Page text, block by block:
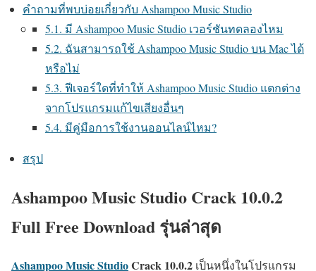
คำถามที่พบบ่อยเกี่ยวกับ Ashampoo Music Studio
5.1. มี Ashampoo Music Studio เวอร์ชันทดลองไหม
5.2. ฉันสามารถใช้ Ashampoo Music Studio บน Mac ได้
หรือไม่
5.3. ฟีเจอร์ใดที่ทำให้ Ashampoo Music Studio แตกต่าง
จากโปรแกรมแก้ไขเสียงอื่นๆ
5.4. มีคู่มือการใช้งานออนไลน์ไหม?
สรุป
Ashampoo Music Studio Crack 10.0.2
Full Free Download รุ่นล่าสุด
Ashampoo Music StudioCrack 10.0.2 เป็นหนึ่งในโปรแกรม